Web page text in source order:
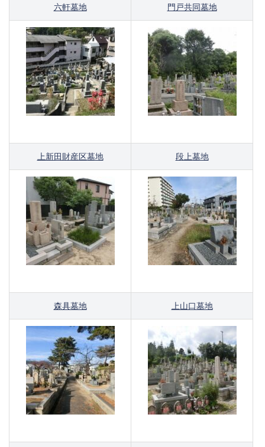
六軒墓地 門戸共同墓地
上新田財産区墓地 段上墓地
森具墓地 上山口墓地